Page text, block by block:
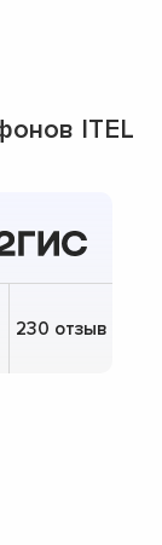
ITEL
230 отзыв